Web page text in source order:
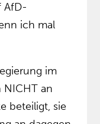
AfD-
ich mal
im
NICHT an
beteiligt, sie